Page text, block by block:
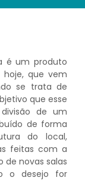
é um produto
que vem
se trata de
que esse
de um
de forma
do local,
feitas com a
de novas salas
o desejo for